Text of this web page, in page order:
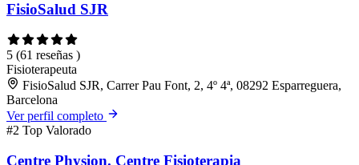
FisioSalud SJR
5 (61 reseñas )
Fisioterapeuta
FisioSalud SJR, Carrer Pau Font, 2, 4º 4ª, 08292 Esparreguera,
Barcelona
Ver perfil completo
#2 Top Valorado
Centre Physion. Centre Fisioterapia